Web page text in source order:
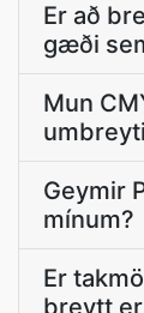
Er að
gæði
Mun
Geymir
mínum?
Er
breytt er